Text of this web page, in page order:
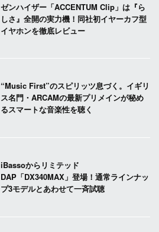
ゼンハイザー「ACCENTUM Clip」は『ら
しさ』全開の実力機！同社初イヤーカフ型
イヤホンを徹底レビュー
“Music First”のスピリッツ息づく。イギリ
ス名門・ARCAMの最新プリメインが秘め
るスマートな音楽性を聴く
iBassoからリミテッド
DAP「DX340MAX」登場！通常ラインナッ
プ3モデルとあわせて一斉試聴